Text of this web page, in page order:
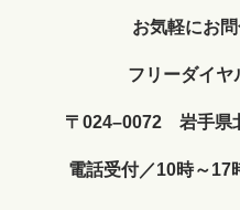
お気軽にお
フリーダイヤ
〒024–0072 岩手県
電話受付／10時～